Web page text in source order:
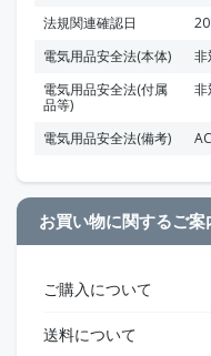
法規関連確認日
電気用品安全法(本体)
非
電気用品安全法(付属
品等)
非
電気用品安全法(備考)
お買い物に関するご案
ご購入について
送料について